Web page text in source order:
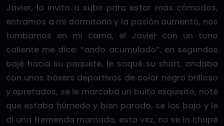
Javier, lo invito a subir para estar más cómodos,
entramos a mi dormitorio y la pasión aumentó, nos
tumbamos en mi cama, el Javier con un tono
caliente me dice: “ando acumulado”, en segundos
bajé hacia su paquete, le saqué su short, andaba
con unos bóxers deportivos de color negro brilloso
y apretados, se le marcaba un bulto exquisito, noté
que estaba húmedo y bien parado, se los bajo y le
di una tremenda mamada, esta vez, no se lo chupé